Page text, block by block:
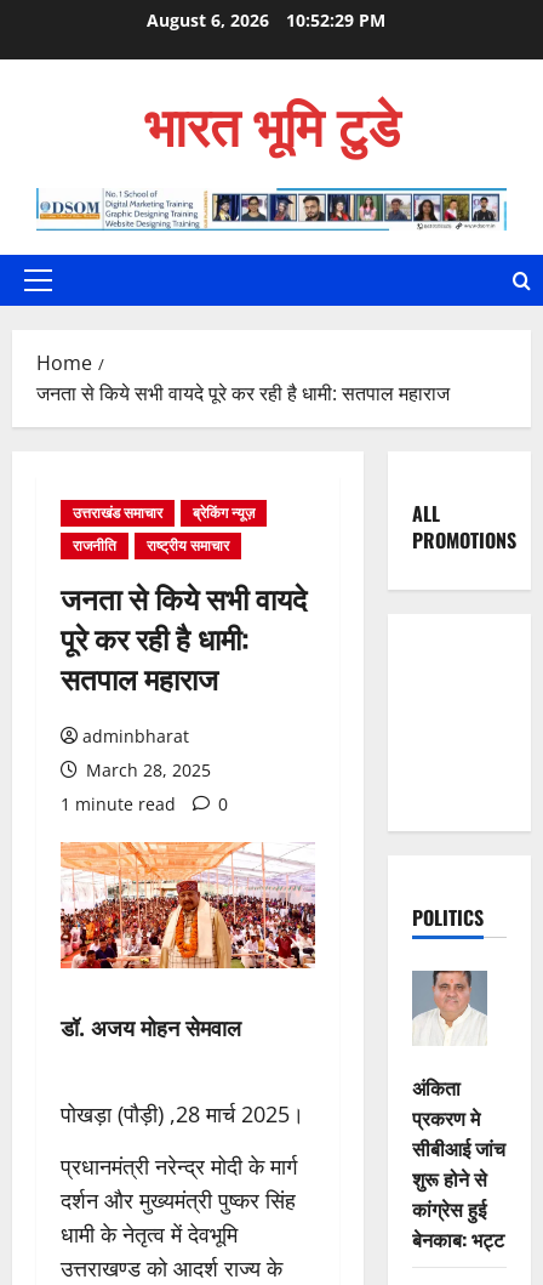
August 6, 2026 10:52:30 PM
भारत भूमि टुडे
Primary
Home
जनता से किये सभी वायदे पूरे कर रही है धामी: सतपाल महाराज
उत्तराखंड समाचार
ब्रेकिंग न्यूज़
राजनीति
राष्ट्रीय समाचार
जनता से किये सभी वायदे
पूरे कर रही है धामी:
सतपाल महाराज
adminbharat
March 28, 2025
1 minute read
0
डॉ. अजय मोहन सेमवाल
पोखड़ा (पौड़ी) ,28 मार्च 2025।
प्रधानमंत्री नरेन्द्र मोदी के मार्ग
दर्शन और मुख्यमंत्री पुष्कर सिंह
धामी के नेतृत्व में देवभूमि
उत्तराखण्ड को आदर्श राज्य के
ALL
PROMOTIONS
POLITICS
अंकिता
प्रकरण मे
सीबीआई जांच
शुरू होने से
कांग्रेस हुई
बेनकाब: भट्ट